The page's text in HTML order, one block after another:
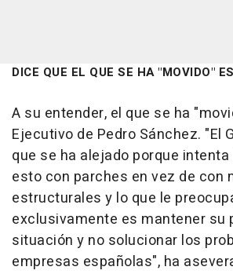
DICE QUE EL QUE SE HA "MOVIDO"
A su entender, el que se ha
Ejecutivo de Pedro Sánchez. "El
que se ha alejado porque
esto con parches en vez de con
estructurales y lo que le
exclusivamente es mantener su
situación y no solucionar los
empresas españolas", ha